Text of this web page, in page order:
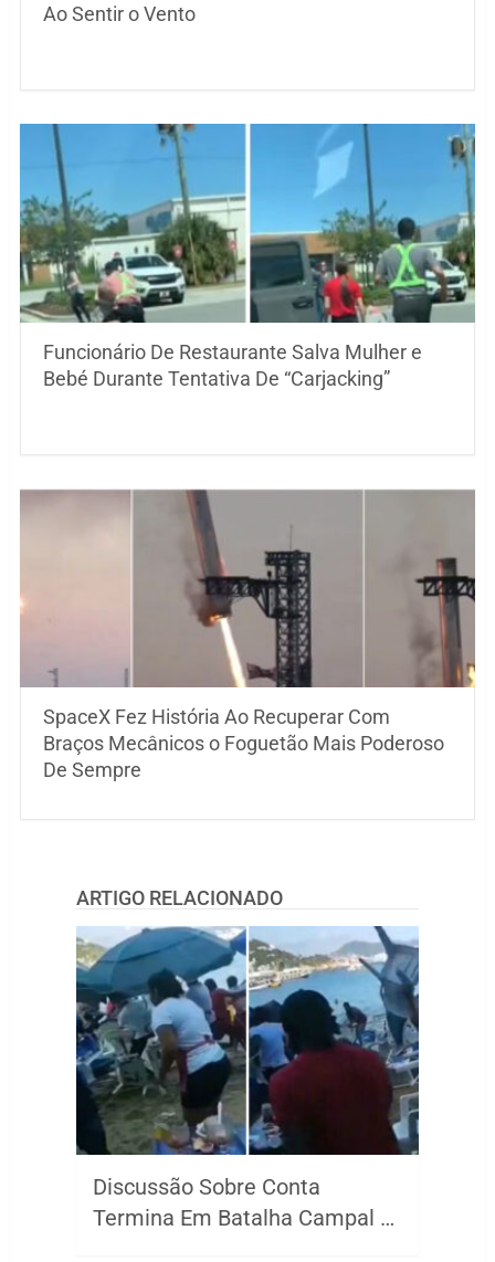
Ao Sentir o Vento
Funcionário De Restaurante Salva Mulher e
Bebé Durante Tentativa De “Carjacking”
SpaceX Fez História Ao Recuperar Com
Braços Mecânicos o Foguetão Mais Poderoso
De Sempre
ARTIGO RELACIONADO
Discussão Sobre Conta
Termina Em Batalha Campal …